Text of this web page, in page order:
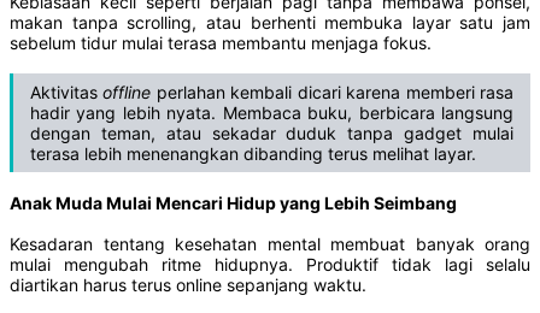
makan tanpa scrolling, atau berhenti membuka layar satu jam
sebelum tidur mulai terasa membantu menjaga fokus.
Aktivitasoffline perlahan kembali dicari karena memberi rasa
hadir yang lebih nyata. Membaca buku, berbicara langsung
dengan teman, atau sekadar duduk tanpa gadget mulai
terasa lebih menenangkan dibanding terus melihat layar.
Anak Muda Mulai Mencari Hidup yang Lebih Seimbang
Kesadaran tentang kesehatan mental membuat banyak orang
mulai mengubah ritme hidupnya. Produktif tidak lagi selalu
diartikan harus terus online sepanjang waktu.